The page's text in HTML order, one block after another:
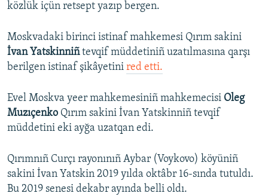
közlük içün retsept yazıp bergen.
Moskvadaki birinci istinaf mahkemesi Qırım sakini
İvan Yatskinniñtevqif müddetiniñ uzatılmasına qarşı
berilgen istinaf şikâyetini red etti.
Evel Moskva yeer mahkemesiniñ mahkemecisi Oleg
Muzıçenko Qırım sakini İvan Yatskinniñ tevqif
müddetini eki ayğa uzatqan edi.
Qırımnıñ Curçı rayonınıñ Aybar (Voykovo) köyüniñ
sakini İvan Yatskin 2019 yılda oktâbr 16-sında tutuldı.
Bu 2019 senesi dekabr ayında belli oldı.